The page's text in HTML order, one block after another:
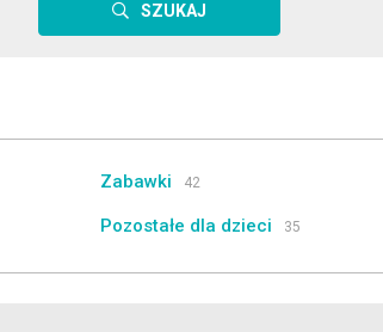
SZUKAJ
Zabawki 42
Pozostałe dla dzieci 35